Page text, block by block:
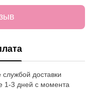
доставки
1-3 дней с момента